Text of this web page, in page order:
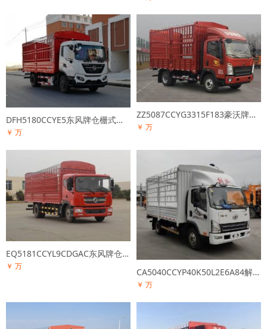
DFH5180CCYE5东风牌仓栅式运输车
￥ 万
ZZ5087CCYG3315F183豪沃牌仓栅式运输车
￥ 万
EQ5181CCYL9CDGAC东风牌仓栅式运输车
￥ 万
CA5040CCYP40K50L2E6A84解放牌仓栅式运输车
￥ 万